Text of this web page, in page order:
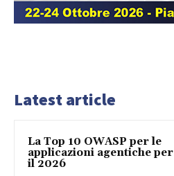
Latest article
La Top 10 OWASP per le
applicazioni agentiche per
il 2026